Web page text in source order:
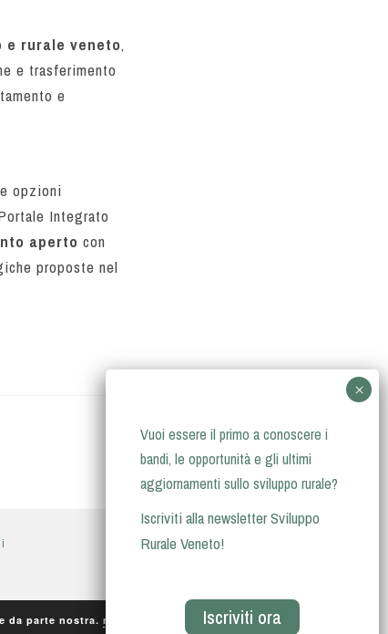
e rurale veneto,
e trasferimento
e
opzioni
Integrato
aperto con
proposte nel
Vuoi essere il primo a conoscere i
bandi, le opportunità e gli ultimi
aggiornamenti sullo sviluppo rurale?
Iscriviti alla newsletter Sviluppo
Rurale Veneto!
Iscriviti ora
da parte nostra. maggiori informazioni Accetto